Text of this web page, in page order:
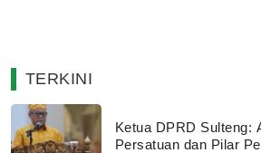
TERKINI
Ketua DPRD Sulteng:
Persatuan dan Pilar